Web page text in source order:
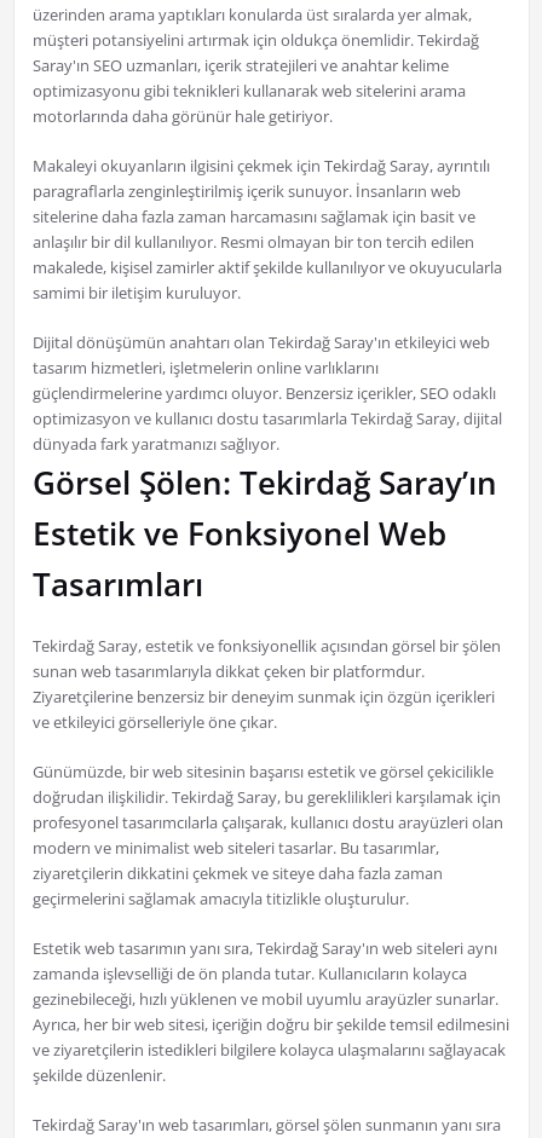
üzerinden arama yaptıkları konularda üst sıralarda yer almak,
müşteri potansiyelini artırmak için oldukça önemlidir. Tekirdağ
Saray'ın SEO uzmanları, içerik stratejileri ve anahtar kelime
optimizasyonu gibi teknikleri kullanarak web sitelerini arama
motorlarında daha görünür hale getiriyor.
Makaleyi okuyanların ilgisini çekmek için Tekirdağ Saray, ayrıntılı
paragraflarla zenginleştirilmiş içerik sunuyor. İnsanların web
sitelerine daha fazla zaman harcamasını sağlamak için basit ve
anlaşılır bir dil kullanılıyor. Resmi olmayan bir ton tercih edilen
makalede, kişisel zamirler aktif şekilde kullanılıyor ve okuyucularla
samimi bir iletişim kuruluyor.
Dijital dönüşümün anahtarı olan Tekirdağ Saray'ın etkileyici web
tasarım hizmetleri, işletmelerin online varlıklarını
güçlendirmelerine yardımcı oluyor. Benzersiz içerikler, SEO odaklı
optimizasyon ve kullanıcı dostu tasarımlarla Tekirdağ Saray, dijital
dünyada fark yaratmanızı sağlıyor.
Görsel Şölen: Tekirdağ Saray’ın
Estetik ve Fonksiyonel Web
Tasarımları
Tekirdağ Saray, estetik ve fonksiyonellik açısından görsel bir şölen
sunan web tasarımlarıyla dikkat çeken bir platformdur.
Ziyaretçilerine benzersiz bir deneyim sunmak için özgün içerikleri
ve etkileyici görselleriyle öne çıkar.
Günümüzde, bir web sitesinin başarısı estetik ve görsel çekicilikle
doğrudan ilişkilidir. Tekirdağ Saray, bu gereklilikleri karşılamak için
profesyonel tasarımcılarla çalışarak, kullanıcı dostu arayüzleri olan
modern ve minimalist web siteleri tasarlar. Bu tasarımlar,
ziyaretçilerin dikkatini çekmek ve siteye daha fazla zaman
geçirmelerini sağlamak amacıyla titizlikle oluşturulur.
Estetik web tasarımın yanı sıra, Tekirdağ Saray'ın web siteleri aynı
zamanda işlevselliği de ön planda tutar. Kullanıcıların kolayca
gezinebileceği, hızlı yüklenen ve mobil uyumlu arayüzler sunarlar.
Ayrıca, her bir web sitesi, içeriğin doğru bir şekilde temsil edilmesini
ve ziyaretçilerin istedikleri bilgilere kolayca ulaşmalarını sağlayacak
şekilde düzenlenir.
Tekirdağ Saray'ın web tasarımları, görsel şölen sunmanın yanı sıra